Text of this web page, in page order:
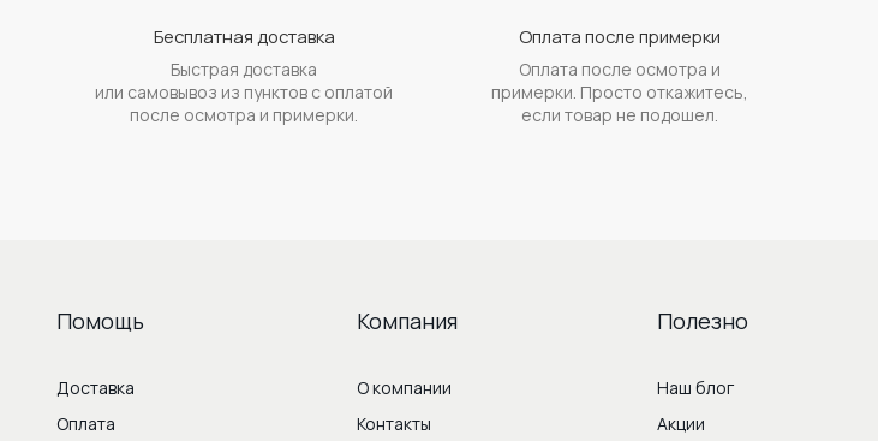
Бесплатная доставка
Быстрая доставка
или самовывоз из пунктов с оплатой
после осмотра и примерки.
Оплата после примерки
Оплата после осмотра и
примерки. Просто откажитесь,
если товар не подошел.
Помощь
Доставка
Оплата
Компания
О компании
Контакты
Полезно
Наш блог
Акции